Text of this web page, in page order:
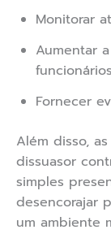
Monitorar
Aumentar
Fornecer
Além disso,
dissuasor
simples
desencorajar
um ambiente